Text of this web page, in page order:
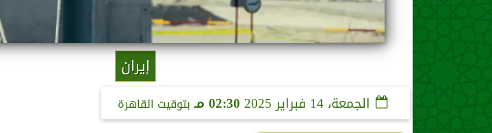
إيران
الجمعة، 14 فبراير 2025 02:30 مـ بتوقيت القاهرة